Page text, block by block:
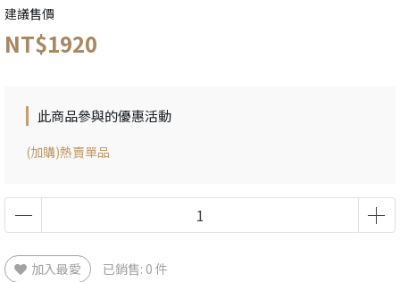
建議售價
NT$1920
此商品參與的優惠活動
(加購)熱賣單品
加入最愛
已銷售: 0 件